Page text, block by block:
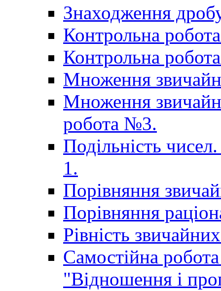
Знаходження
Контрольна
Контрольна
Множення
Множення
робота №3.
Подільність
1.
Порівняння
Порівняння
Рівність
Самостійна
"Відношення і